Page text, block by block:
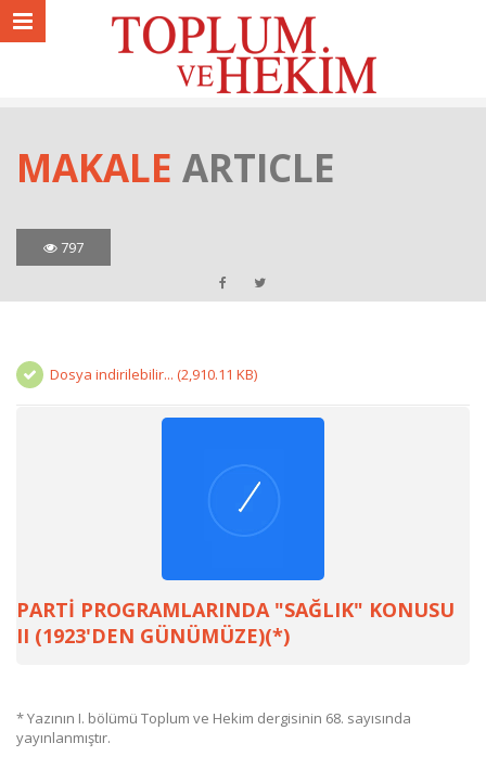
MAKALE ARTICLE
797
Dosya indirilebilir... (2,910.11 KB)
PARTİ PROGRAMLARINDA "SAĞLIK" KONUSU
II (1923'DEN GÜNÜMÜZE)(*)
* Yazının I. bölümü Toplum ve Hekim dergisinin 68. sayısında
yayınlanmıştır.